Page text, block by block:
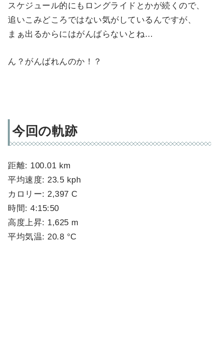
スケジュール的にもロングライドとかが続くので、
追いこみどころではない気がしているんですが、
まぁ出るからにはがんばらないとね…
ん？がんばれんのか！？
今回の軌跡
距離: 100.01 km
平均速度: 23.5 kph
カロリー: 2,397 C
時間: 4:15:50
高度上昇: 1,625 m
平均気温: 20.8 °C